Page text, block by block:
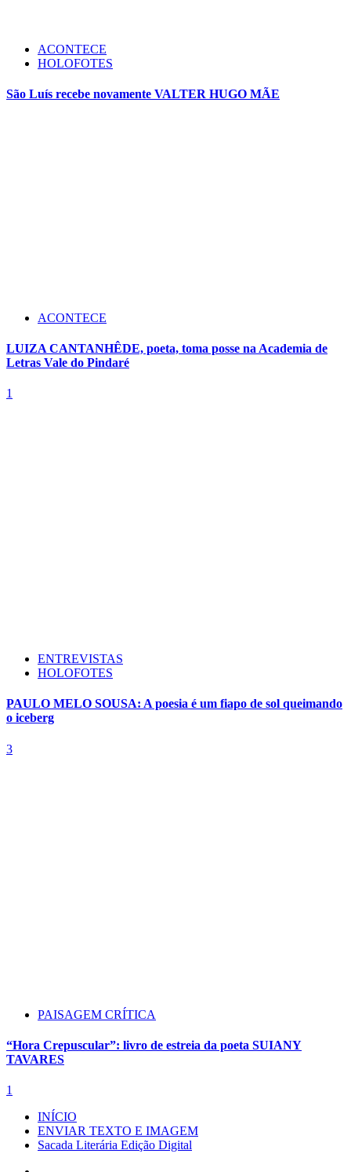
ACONTECE
HOLOFOTES
São Luís recebe novamente VALTER HUGO MÃE
ACONTECE
LUIZA CANTANHÊDE, poeta, toma posse na Academia de
Letras Vale do Pindaré
1
ENTREVISTAS
HOLOFOTES
PAULO MELO SOUSA: A poesia é um fiapo de sol queimando
o iceberg
3
PAISAGEM CRÍTICA
“Hora Crepuscular”: livro de estreia da poeta SUIANY
TAVARES
1
INÍCIO
ENVIAR TEXTO E IMAGEM
Sacada Literária Edição Digital